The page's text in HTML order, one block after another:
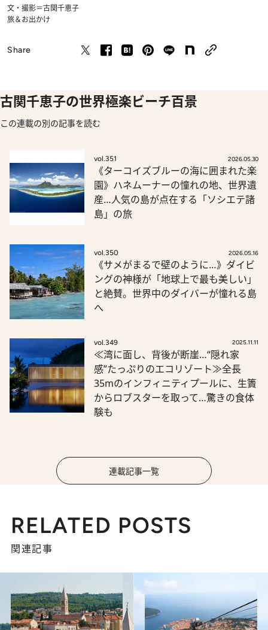
文・撮影＝古関千恵子
旅＆お出かけ
Share
古関千恵子の世界極楽ビーチ百景
この連載の別の記事を読む
vol.351 2026.05.30
《ターコイズブルーの海に囲まれた楽
園》ハネムーナーの憧れの地、世界遺
産…人気の島が点在する「ソシエテ諸
島」の旅
vol.350 2026.05.16
《サメがまるで壁のように…》ダイビ
ングの神様が「地球上で最も美しい」
と絶賛。世界中のダイバーが憧れる島
へ
vol.349 2025.11.11
≪湾に面し、背後が断崖…“隠れ家
感”たっぷりのエコリゾート≫全長
35mのインフィニティプールに、生簀
からロブスターを取って…驚きの食体
験も
連載記事一覧
RELATED POSTS
関連記事